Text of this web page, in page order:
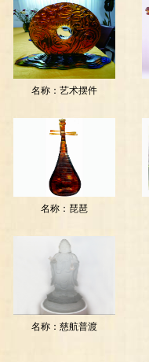
20153201661316
名称： 艺术摆件
20151141211916
名称： 琵琶
20151141222916
名称： 慈航普渡